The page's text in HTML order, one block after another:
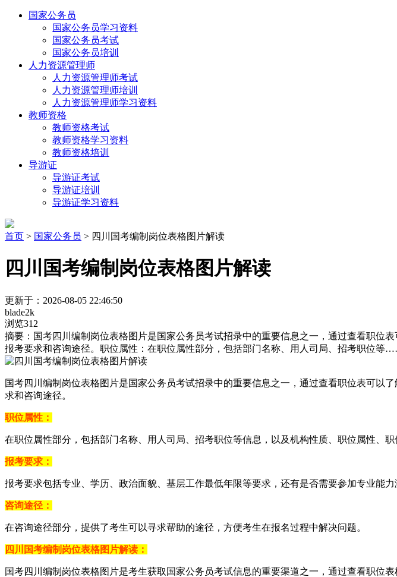
国家公务员
国家公务员学习资料
国家公务员考试
国家公务员培训
人力资源管理师
人力资源管理师考试
人力资源管理师培训
人力资源管理师学习资料
教师资格
教师资格考试
教师资格学习资料
教师资格培训
导游证
导游证考试
导游证培训
导游证学习资料
首页 > 国家公务员 > 四川国考编制岗位表格图片解读
四川国考编制岗位表格图片解读
更新于：2026-08-05 22:46:50
blade2k
浏览312
摘要： 国考四川编制岗位表格图片是国家公务员考试招录中的重要信息之一，通过查看职位
报考要求和咨询途径。职位属性：在职位属性部分，包括部门名称、用人司局、招考职位等
国考四川编制岗位表格图片是国家公务员考试招录中的重要信息之一，通过查看职位表可以
求和咨询途径。
职位属性：
在职位属性部分，包括部门名称、用人司局、招考职位等信息，以及机构性质、职位属性、
报考要求：
报考要求包括专业、学历、政治面貌、基层工作最低年限等要求，还有是否需要参加专业能力
咨询途径：
在咨询途径部分，提供了考生可以寻求帮助的途径，方便考生在报名过程中解决问题。
四川国考编制岗位表格图片解读：
国考四川编制岗位表格图片是考生获取国家公务员考试信息的重要渠道之一，通过查看职位